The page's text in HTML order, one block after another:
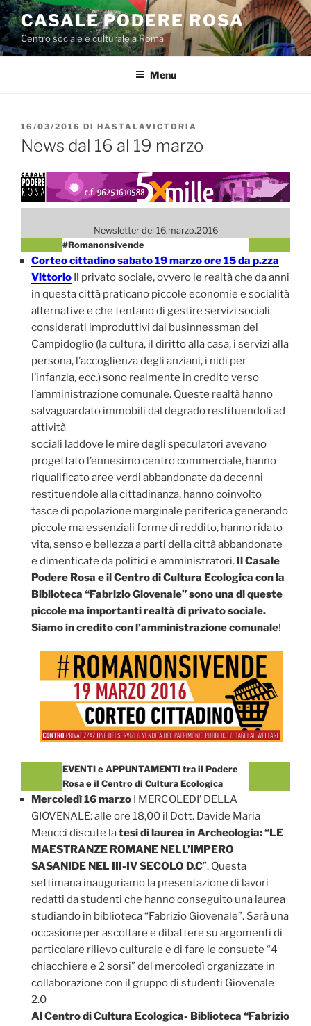
Salta
al
contenuto
CASALE PODERE ROSA
Centro sociale e culturale a Roma
Menu
PUBBLICATO
IL
16/03/2016 DI HASTALAVICTORIA
News dal 16 al 19 marzo
Newsletter del 16.marzo.2016
#Romanonsivende
Corteo cittadino sabato 19 marzo ore 15 da p.zza
Vittorio Il privato sociale, ovvero le realtà che da anni
in questa città praticano piccole economie e socialità
alternative e che tentano di gestire servizi sociali
considerati improduttivi dai businnessman del
Campidoglio (la cultura, il diritto alla casa, i servizi alla
persona, l’accoglienza degli anziani, i nidi per
l’infanzia, ecc.) sono realmente in credito verso
l’amministrazione comunale. Queste realtà hanno
salvaguardato immobili dal degrado restituendoli ad
attività
sociali laddove le mire degli speculatori avevano
progettato l’ennesimo centro commerciale, hanno
riqualificato aree verdi abbandonate da decenni
restituendole alla cittadinanza, hanno coinvolto
fasce di popolazione marginale periferica generando
piccole ma essenziali forme di reddito, hanno ridato
vita, senso e bellezza a parti della città abbandonate
e dimenticate da politici e amministratori. Il Casale
Podere Rosa e il Centro di Cultura Ecologica con la
Biblioteca “Fabrizio Giovenale” sono una di queste
piccole ma importanti realtà di privato sociale.
Siamo in credito con l’amministrazione comunale!
EVENTI e APPUNTAMENTI tra il Podere
Rosa e il Centro di Cultura Ecologica
Mercoledì 16 marzo I MERCOLEDI’ DELLA
GIOVENALE: alle ore 18,00 il Dott. Davide Maria
Meucci discute latesi di laurea in Archeologia: “LE
MAESTRANZE ROMANE NELL’IMPERO
SASANIDE NEL III-IV SECOLO D.C”. Questa
settimana inauguriamo la presentazione di lavori
redatti da studenti che hanno conseguito una laurea
studiando in biblioteca “Fabrizio Giovenale”. Sarà una
occasione per ascoltare e dibattere su argomenti di
particolare rilievo culturale e di fare le consuete “4
chiacchiere e 2 sorsi” del mercoledì organizzate in
collaborazione con il gruppo di studenti Giovenale
2.0
Al Centro di Cultura Ecologica- Biblioteca “Fabrizio